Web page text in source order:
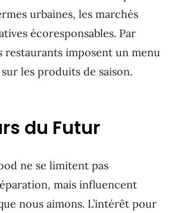
urbaines, les marchés
écoresponsables. Par
restaurants imposent un menu
les produits de saison.
du Futur
ne se limitent pas
mais influencent
nous aimons. L’intérêt pour